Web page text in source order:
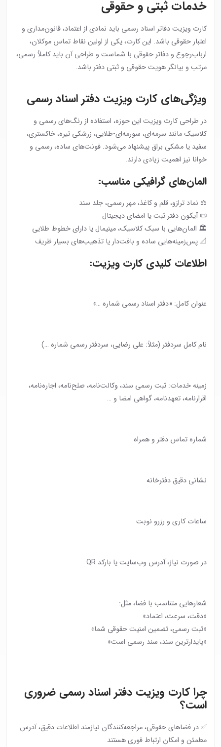
خدمات ثبتی و حقوقی
کارت ویزیت دفاتر اسناد رسمی باید نمادی از اعتماد، قانون‌مداری و
اعتبار حقوقی باشد. این کارت، یکی از اولین نقاط تماس موکلان،
ارباب‌رجوع و دفاتر حقوقی با شماست و طراحی آن باید کاملاً رسمی،
مرتب و بیانگر هویت حقوقی و ثبتی دفتر باشد.
ویژگی‌های کارت ویزیت دفتر اسناد رسمی
در طراحی کارت ویزیت این حوزه، استفاده از رنگ‌های رسمی و
کلاسیک مانند سرمه‌ای، سورمه‌ای-طلایی، زرشکی تیره، خاکستری،
سفید یا مشکی براق پیشنهاد می‌شود. فونت‌های ساده، رسمی و
خوانا نیز اهمیت زیادی دارند.
المان‌های گرافیکی مناسب:
⚖️ نماد ترازو، قلم و کاغذ، مهر رسمی، جلد سند
📜 آیکون دفتر ثبت یا امضای دیجیتال
🏛 المان‌هایی با سبک کلاسیک، مینیمال یا دارای خطوط طلایی
📐 پس‌زمینه‌هایی ساده و بافت‌دار یا تذهیب‌های بسیار ظریف
اطلاعات کلیدی کارت ویزیت:
عنوان کامل: «دفتر اسناد رسمی شماره …»
نام کامل سردفتر (مثلاً: علی رضایی، سردفتر رسمی شماره …)
زمینه خدمات: ثبت رسمی سند، وکالت‌نامه، صلح‌نامه، اجاره‌نامه،
اقرارنامه، تعهدنامه، گواهی امضا و …
شماره تماس دفتر و همراه
نشانی دقیق دفترخانه
ساعات کاری و رزرو نوبت
در صورت نیاز، آدرس وب‌سایت یا بارکد QR
شعارهایی متناسب با فضا، مثل:
«دقت، سرعت، اعتماد»
«ثبت رسمی، تضمین امنیت حقوقی شما»
«پایدارترین سند، سند رسمی است»
چرا کارت ویزیت دفتر اسناد رسمی ضروری
است؟
✅ در فضاهای حقوقی، مراجعه‌کنندگان نیازمند اطلاعات دقیق، آدرس
مطمئن و امکان ارتباط فوری هستند